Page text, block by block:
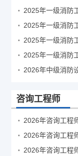
2025年一级消防
2026年中级消防
咨询工程师
2026年咨询工程